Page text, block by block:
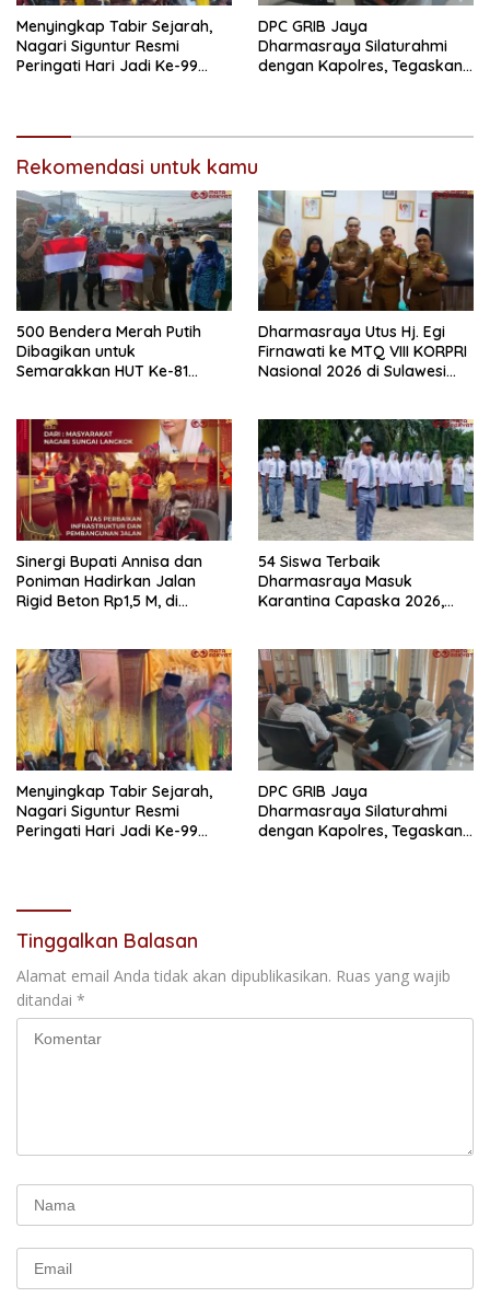
Menyingkap Tabir Sejarah,
Nagari Siguntur Resmi
Peringati Hari Jadi Ke-99
DPC GRIB Jaya
Dharmasraya Silaturahmi
dengan Kapolres, Tegaskan
Rekomendasi untuk kamu
500 Bendera Merah Putih
Dibagikan untuk
Semarakkan HUT Ke-81
Dharmasraya Utus Hj. Egi
Firnawati ke MTQ VIII KORPRI
Nasional 2026 di Sulawesi
Sinergi Bupati Annisa dan
Poniman Hadirkan Jalan
Rigid Beton Rp1,5 M, di
Kasih
54 Siswa Terbaik
Dharmasraya Masuk
Karantina Capaska 2026,
Menyingkap Tabir Sejarah,
Nagari Siguntur Resmi
Peringati Hari Jadi Ke-99
DPC GRIB Jaya
Dharmasraya Silaturahmi
dengan Kapolres, Tegaskan
Tinggalkan Balasan
Alamat email Anda tidak akan dipublikasikan. Ruas yang wajib
ditandai *